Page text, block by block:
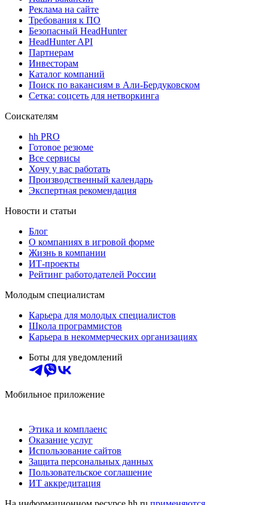
Реклама на сайте
Требования к ПО
Безопасный HeadHunter
HeadHunter API
Партнерам
Инвесторам
Каталог компаний
Поиск по вакансиям в Али-Бердуковском
Сетка: соцсеть для нетворкинга
Соискателям
hh PRO
Готовое резюме
Все сервисы
Хочу у вас работать
Производственный календарь
Экспертная рекомендация
Новости и статьи
Блог
О компаниях в игровой форме
Жизнь в компании
ИТ-проекты
Рейтинг работодателей России
Молодым специалистам
Карьера для молодых специалистов
Школа программистов
Карьера в некоммерческих организациях
Боты для уведомлений
Мобильное приложение
Этика и комплаенс
Оказание услуг
Использование сайтов
Защита персональных данных
Пользовательское соглашение
ИТ аккредитация